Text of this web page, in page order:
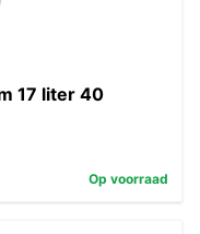
17 liter 40
Op voorraad